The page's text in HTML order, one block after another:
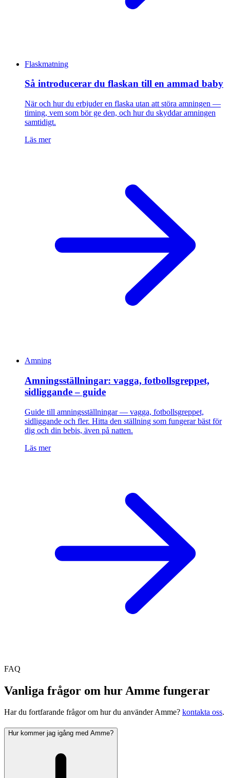
Flaskmatning
Så introducerar du flaskan till en ammad baby
När och hur du erbjuder en flaska utan att störa amningen —
timing, vem som bör ge den, och hur du skyddar amningen
samtidigt.
Läs mer
Amning
Amningsställningar: vagga, fotbollsgreppet,
sidliggande – guide
Guide till amningsställningar — vagga, fotbollsgreppet,
sidliggande och fler. Hitta den ställning som fungerar bäst för
dig och din bebis, även på natten.
Läs mer
FAQ
Vanliga frågor om hur Amme fungerar
Har du fortfarande frågor om hur du använder Amme? kontakta oss.
Hur kommer jag igång med Amme?